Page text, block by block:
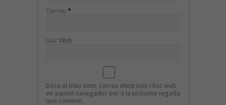
Correu *
Lloc Web
Desa el meu nom, correu electrònic i lloc web
en aquest navegador per a la pròxima vegada
que comenti.